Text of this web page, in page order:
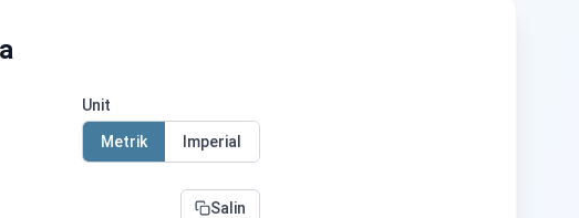
Unit
Metrik Imperial
Salin